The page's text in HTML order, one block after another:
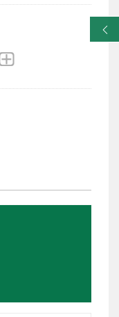
󰀓